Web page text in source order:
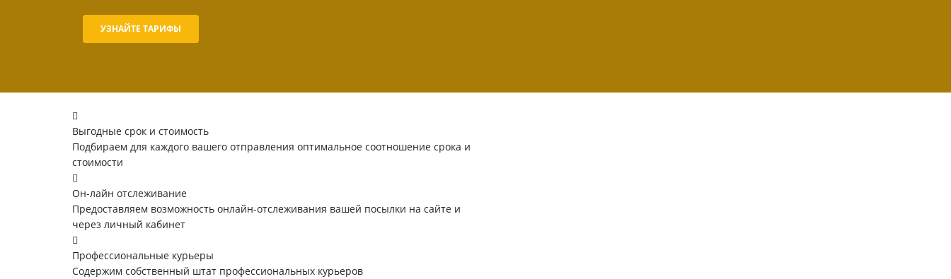
УЗНАЙТЕ ТАРИФЫ
Выгодные срок и стоимость
Подбираем для каждого вашего отправления оптимальное соотношение срока и
стоимости
Он-лайн отслеживание
Предоставляем возможность онлайн-отслеживания вашей посылки на сайте и
через личный кабинет
Профессиональные курьеры
Содержим собственный штат профессиональных курьеров